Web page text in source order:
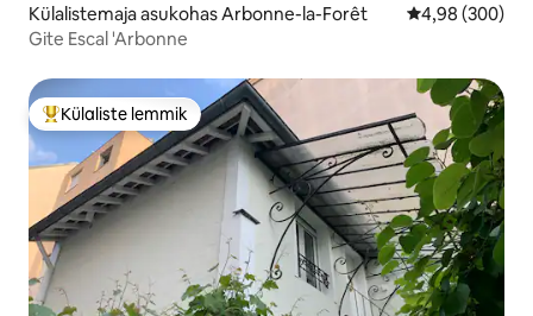
Külalistemaja asukohas Arbonne-la-Forêt Keskmine
4,98 (300)
Gite Escal 'Arbonne
Külaliste suur lemmik
Külaliste lemmik